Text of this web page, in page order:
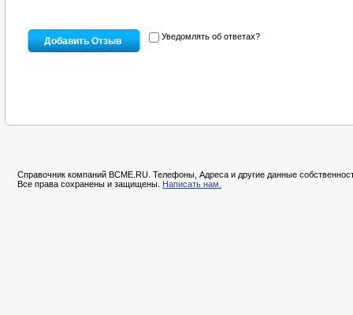
Уведомлять об ответах?
Справочник компаний BCME.RU. Телефоны, Адреса и другие данные
Все права сохранены и защищены. Написать нам.